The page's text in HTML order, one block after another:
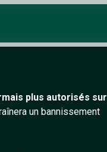
plus autorisés sur
un bannissement